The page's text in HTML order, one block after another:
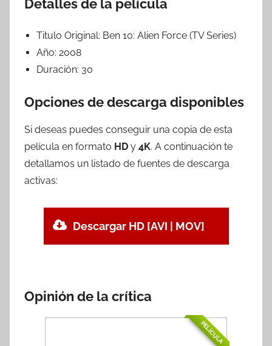
Detalles de la película
Titulo Original: Ben 10: Alien Force (TV Series)
Año: 2008
Duración: 30
Opciones de descarga disponibles
Si deseas puedes conseguir una copia de esta
película en formato HD y 4K. A continuación te
detallamos un listado de fuentes de descarga
activas:
Descargar HD [AVI | MOV]
Opinión de la crítica
PELÍCULA